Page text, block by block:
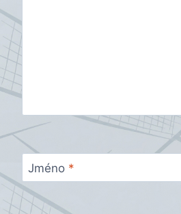
Jméno *